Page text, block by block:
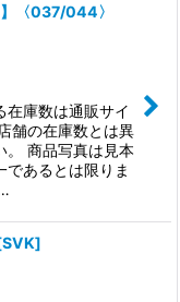
〈037/044〉
在庫数は通販サイ
舗の在庫数とは異
。 商品写真は見本
あるとは限りま
SVK]